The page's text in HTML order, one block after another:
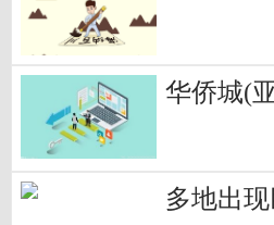
华侨城(
多地出